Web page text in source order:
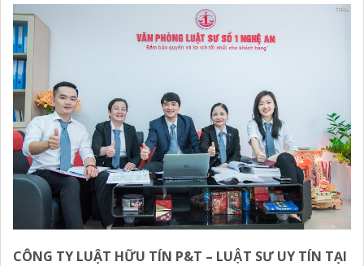
CÔNG TY LUẬT HỮU TÍN P&T – LUẬT SƯ UY TÍN TẠI